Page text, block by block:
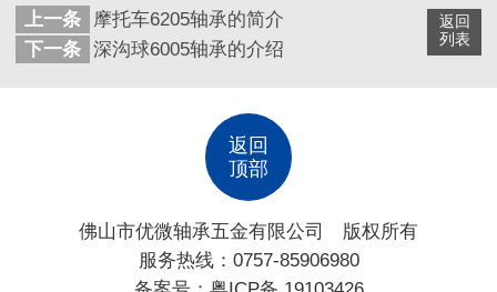
返回
列表
上一条
摩托车6205轴承的简介
下一条 深沟球6005轴承的介绍
返回
顶部
佛山市优微轴承五金有限公司 版权所有
服务热线：0757-85906980